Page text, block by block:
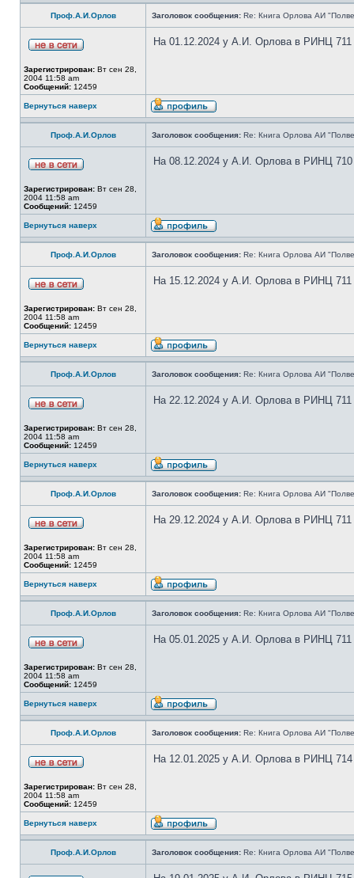
Проф.А.И.Орлов Заголовок сообщения: Re: Книга Орлова АИ
Зарегистрирован: Вт сен 28,
2004 11:58 am
Сообщений: 12459
На 01.12.2024 у А.И. Орлова в РИНЦ 711
Вернуться наверх
Проф.А.И.Орлов Заголовок сообщения: Re: Книга Орлова АИ
Зарегистрирован: Вт сен 28,
2004 11:58 am
Сообщений: 12459
На 08.12.2024 у А.И. Орлова в РИНЦ 710
Вернуться наверх
Проф.А.И.Орлов Заголовок сообщения: Re: Книга Орлова АИ
Зарегистрирован: Вт сен 28,
2004 11:58 am
Сообщений: 12459
На 15.12.2024 у А.И. Орлова в РИНЦ 711
Вернуться наверх
Проф.А.И.Орлов Заголовок сообщения: Re: Книга Орлова АИ
Зарегистрирован: Вт сен 28,
2004 11:58 am
Сообщений: 12459
На 22.12.2024 у А.И. Орлова в РИНЦ 711
Вернуться наверх
Проф.А.И.Орлов Заголовок сообщения: Re: Книга Орлова АИ
Зарегистрирован: Вт сен 28,
2004 11:58 am
Сообщений: 12459
На 29.12.2024 у А.И. Орлова в РИНЦ 711
Вернуться наверх
Проф.А.И.Орлов Заголовок сообщения: Re: Книга Орлова АИ
Зарегистрирован: Вт сен 28,
2004 11:58 am
Сообщений: 12459
На 05.01.2025 у А.И. Орлова в РИНЦ 711
Вернуться наверх
Проф.А.И.Орлов Заголовок сообщения: Re: Книга Орлова АИ
Зарегистрирован: Вт сен 28,
2004 11:58 am
Сообщений: 12459
На 12.01.2025 у А.И. Орлова в РИНЦ 714
Вернуться наверх
Проф.А.И.Орлов Заголовок сообщения: Re: Книга Орлова АИ